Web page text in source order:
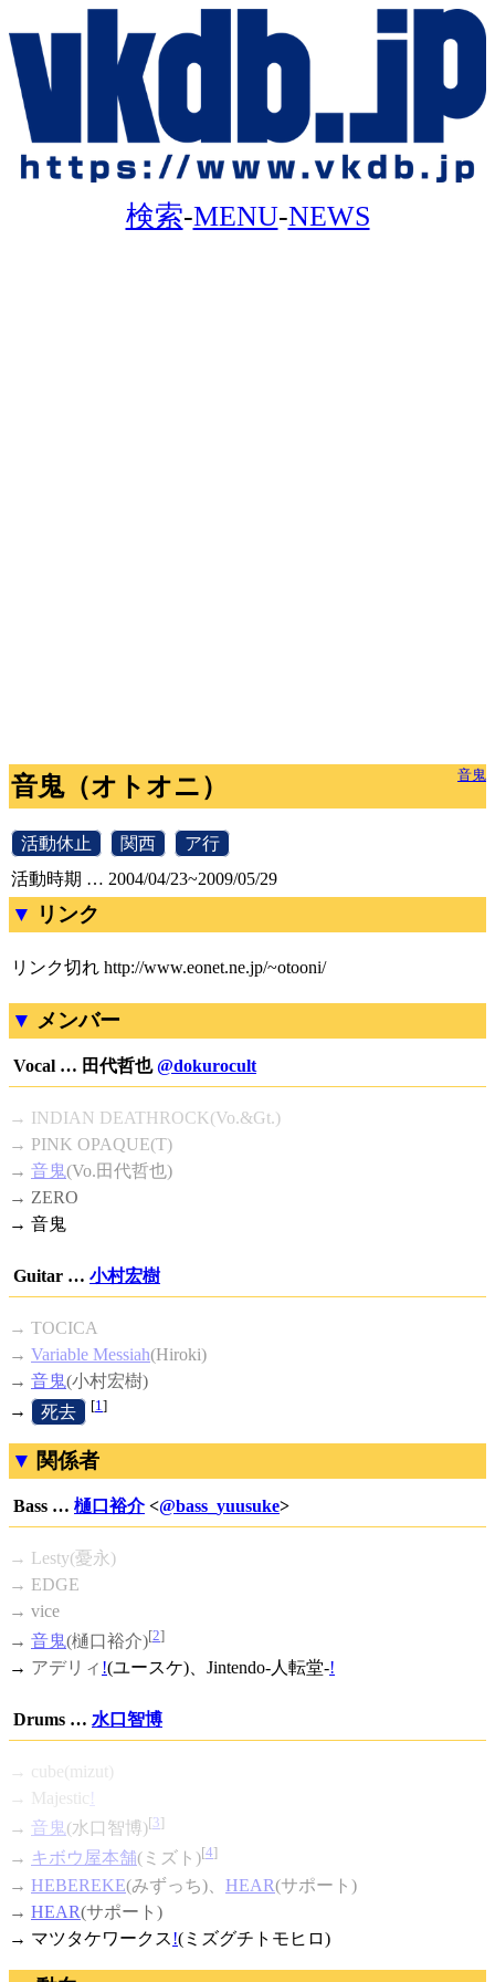
検索-MENU-NEWS
音鬼
音鬼（オトオニ）
活動休止 関西 ア行
活動時期 … 2004/04/23~2009/05/29
リンク
リンク切れ http://www.eonet.ne.jp/~otooni/
メンバー
Vocal … 田代哲也@dokurocult
→ INDIAN DEATHROCK(Vo.&Gt.)
→ PINK OPAQUE(T)
→ 音鬼(Vo.田代哲也)
→ ZERO
→ 音鬼
Guitar … 小村宏樹
→ TOCICA
→ Variable Messiah(Hiroki)
→ 音鬼(小村宏樹)
→
死去 [1]
関係者
Bass … 樋口裕介<@bass_yuusuke>
→ Lesty(憂永)
→ EDGE
→ vice
→ 音鬼(樋口裕介)[2]
→ アデリィ !(ユースケ)、 Jintendo-人転堂-!
Drums … 水口智博
→ cube(mizut)
→ Majestic !
→ 音鬼(水口智博)[3]
→ キボウ屋本舗(ミズト)[4]
→ HEBEREKE(みずっち)、 HEAR(サポート)
→ HEAR(サポート)
→ マツタケワークス!(ミズグチトモヒロ)